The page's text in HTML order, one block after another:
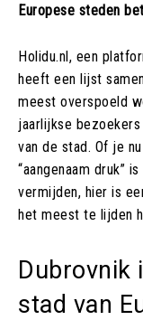
Europese steden
Holidu.nl, een
heeft een lijst
meest overspoeld
jaarlijkse
van de stad. Of je
“aangenaam druk”
vermijden, hier is
het meest te lijden
Dubrovnik
stad van